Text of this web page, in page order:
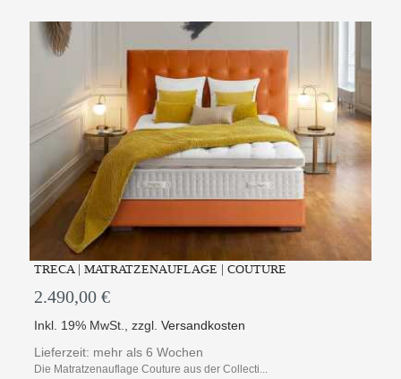
TRECA | MATRATZENAUFLAGE | COUTURE
2.490,00 €
Inkl. 19% MwSt. ,zzgl.Versandkosten
Lieferzeit: mehr als 6 Wochen
Die Matratzenauflage Couture aus der Collecti...